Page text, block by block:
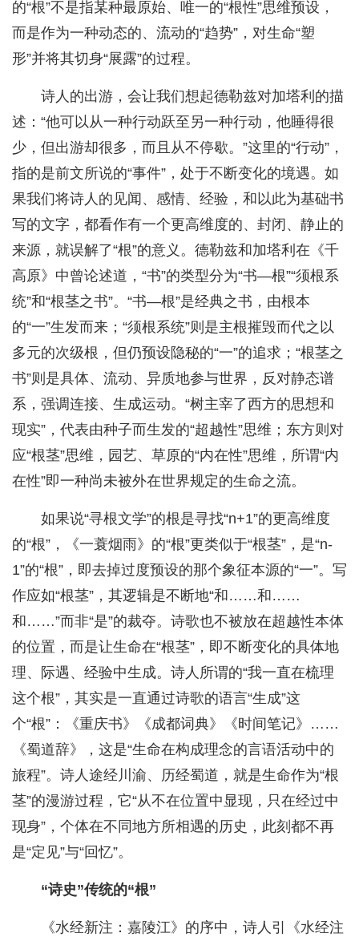
的“根”不是指某种最原始、唯一的“根性”思维预设，
而是作为一种动态的、流动的“趋势”，对生命“塑
形”并将其切身“展露”的过程。
诗人的出游，会让我们想起德勒兹对加塔利的描
述：“他可以从一种行动跃至另一种行动，他睡得很
少，但出游却很多，而且从不停歇。”这里的“行动”，
指的是前文所说的“事件”，处于不断变化的境遇。如
果我们将诗人的见闻、感情、经验，和以此为基础书
写的文字，都看作有一个更高维度的、封闭、静止的
来源，就误解了“根”的意义。德勒兹和加塔利在《千
高原》中曾论述道，“书”的类型分为“书—根”“须根系
统”和“根茎之书”。“书—根”是经典之书，由根本
的“一”生发而来；“须根系统”则是主根摧毁而代之以
多元的次级根，但仍预设隐秘的“一”的追求；“根茎之
书”则是具体、流动、异质地参与世界，反对静态谱
系，强调连接、生成运动。“树主宰了西方的思想和
现实”，代表由种子而生发的“超越性”思维；东方则对
应“根茎”思维，园艺、草原的“内在性”思维，所谓“内
在性”即一种尚未被外在世界规定的生命之流。
如果说“寻根文学”的根是寻找“n+1”的更高维度
的“根”，《一蓑烟雨》的“根”更类似于“根茎”，是“n-
1”的“根”，即去掉过度预设的那个象征本源的“一”。写
作应如“根茎”，其逻辑是不断地“和……和……
和……”而非“是”的裁夺。诗歌也不被放在超越性本体
的位置，而是让生命在“根茎”，即不断变化的具体地
理、际遇、经验中生成。诗人所谓的“我一直在梳理
这个根”，其实是一直通过诗歌的语言“生成”这
个“根”：《重庆书》《成都词典》《时间笔记》……
《蜀道辞》，这是“生命在构成理念的言语活动中的
旅程”。诗人途经川渝、历经蜀道，就是生命作为“根
茎”的漫游过程，它“从不在位置中显现，只在经过中
现身”，个体在不同地方所相遇的历史，此刻都不再
是“定见”与“回忆”。
“诗史”传统的“根”
《水经新注：嘉陵江》的序中，诗人引《水经注